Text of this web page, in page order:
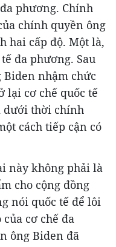
phương. Chính
chính quyền ông
hai cấp độ. Một là,
đa phương. Sau
nhậm chức
lại cơ chế quốc tế
dưới thời chính
cách tiếp cận có
này không phải là
cho cộng đồng
nói quốc tế để lôi
cơ chế đa
ông Biden đã